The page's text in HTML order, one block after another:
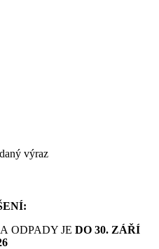
výraz
ODPADY JE DO 30. ZÁŘÍ